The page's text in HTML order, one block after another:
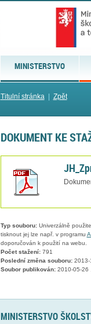
MINISTERSTVO
Titulní stránka| Zpět
DOKUMENT KE
Typ souboru:Univerzálně
tisknout jej lze např. v programu
doporučován k použití na webu.
Počet stažení:791
Poslední změna souboru:2013-
Soubor publikován:2010-05-26
MINISTERSTVO